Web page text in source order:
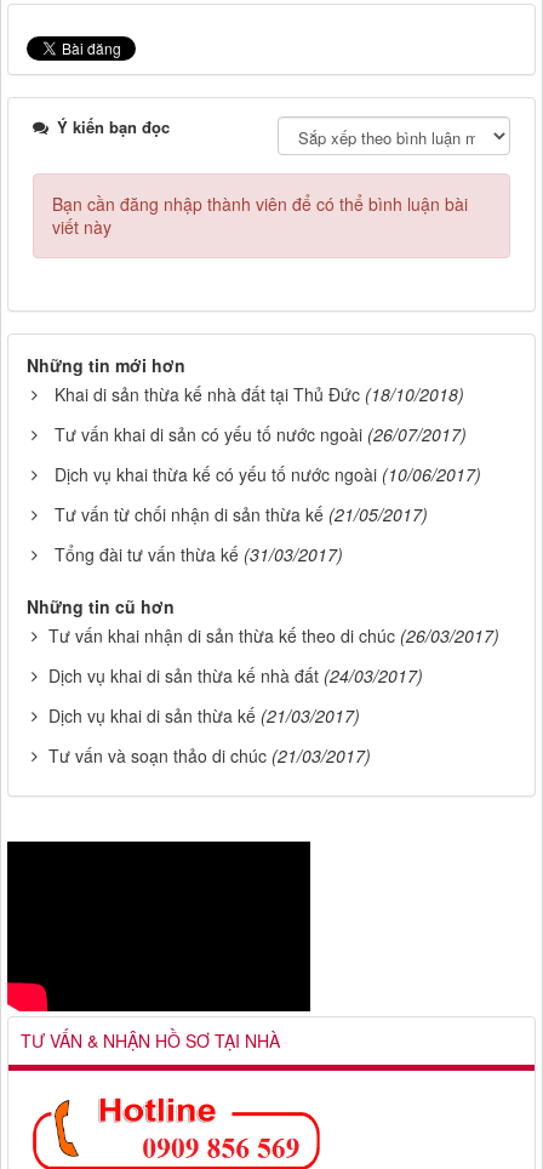
Ý kiến bạn đọc
Bạn cần đăng nhập thành viên để có thể bình luận bài
viết này
Những tin mới hơn
Khai di sản thừa kế nhà đất tại Thủ Đức (18/10/2018)
Tư vấn khai di sản có yếu tố nước ngoài (26/07/2017)
Dịch vụ khai thừa kế có yếu tố nước ngoài (10/06/2017)
Tư vấn từ chối nhận di sản thừa kế (21/05/2017)
Tổng đài tư vấn thừa kế (31/03/2017)
Những tin cũ hơn
Tư vấn khai nhận di sản thừa kế theo di chúc (26/03/2017)
Dịch vụ khai di sản thừa kế nhà đất (24/03/2017)
Dịch vụ khai di sản thừa kế (21/03/2017)
Tư vấn và soạn thảo di chúc (21/03/2017)
TƯ VẤN & NHẬN HỒ SƠ TẠI NHÀ